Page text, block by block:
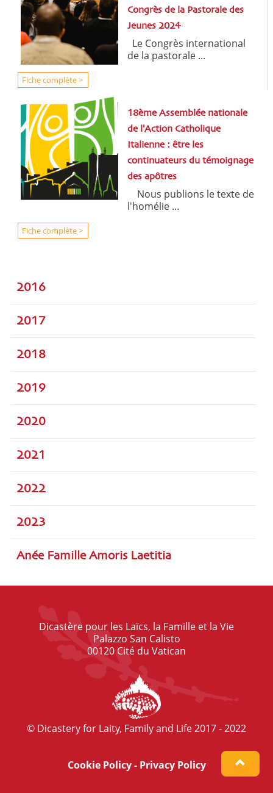
Congrès de la Pastorale des
Jeunes 2024
Le Congrès international
de la pastorale ...
Fiche complète >
18ème Assemblée nationale
de l'Action Catholique
Italienne : être les
continuateurs du témoignage
des apôtres
Nous publions le texte de
l'homélie ...
Fiche complète >
2016
2017
2018
2019
2020
2021
2022
2023
Anée Famille Amoris Laetitia
Dicastère pour les Laïcs, la Famille et la Vie
Palazzo San Calisto
00120 Cité du Vatican
© Dicastery for Laity, Family and Life 2017 - 2022
Cookie Policy- Privacy Policy